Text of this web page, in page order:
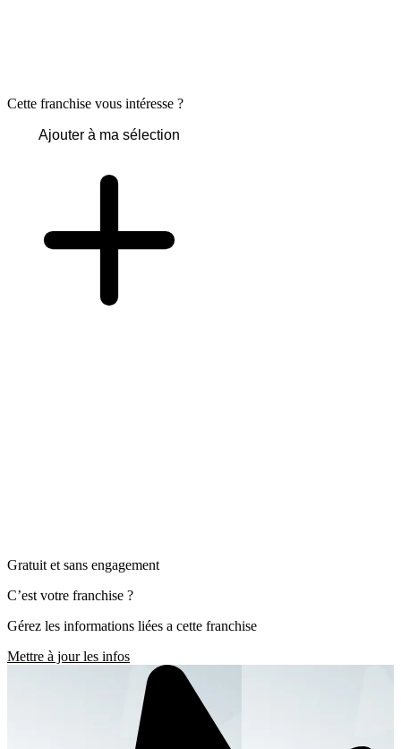
Cette franchise vous intéresse ?
Ajouter à ma sélection
Gratuit et sans engagement
C’est votre franchise ?
Gérez les informations liées a cette franchise
Mettre à jour les infos